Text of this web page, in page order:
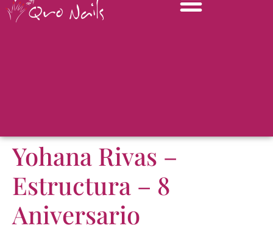
Yohana Rivas –
Estructura – 8
Aniversario